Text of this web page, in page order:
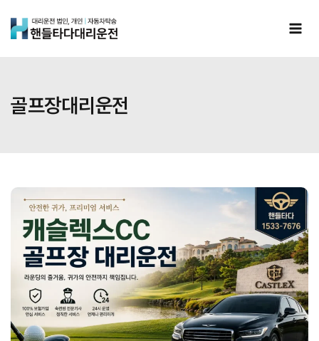
골프장대리운전